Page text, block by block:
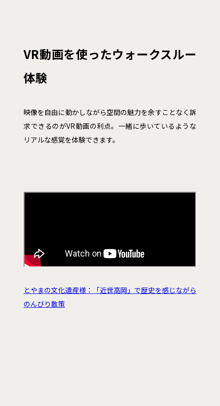
VR動画を使ったウォークスルー
体験
映像を自由に動かしながら空間の魅力を余すことなく訴
求できるのがVR動画の利点。一緒に歩いているような
リアルな感覚を体験できます。
とやまの文化遺産様：「近世高岡」で歴史を感じながら
のんびり散策